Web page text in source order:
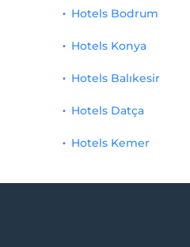
Hotels Bodrum
Hotels Konya
Hotels Balıkesir
Hotels Datça
Hotels Kemer